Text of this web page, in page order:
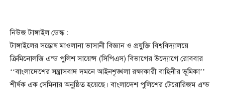
নিউজ টাঙ্গাইল ডেস্ক :
টাঙ্গাইলের সন্তোষ মাওলানা ভাসানী বিজ্ঞান ও প্রযুুক্তি বিশ্ববিদ্যালয়ে
ক্রিমিনোলজি এন্ড পুলিশ সায়েন্স (সিপিএস) বিভাগের উদ্যোগে রোববার
‘‘বাংলাদেশের সন্ত্রাসবাদ দমনে আইনশৃঙ্খলা রক্ষাকারী বাহিনীর ভূমিকা’’
শীর্ষক এক সেমিনার অনুষ্ঠিত হয়েছে। বাংলাদেশ পুলিশের টেরোরিজম এন্ড